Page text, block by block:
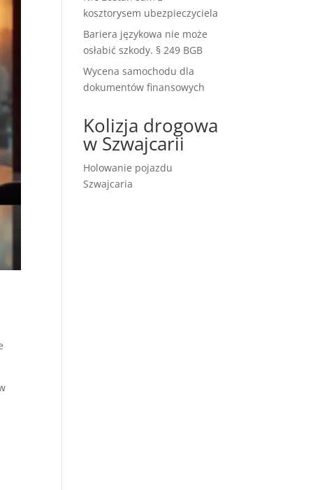
kosztorysem ubezpieczyciela
Bariera językowa nie może
osłabić szkody. § 249 BGB
Wycena samochodu dla
dokumentów finansowych
Kolizja drogowa
w Szwajcarii
Holowanie pojazdu
Szwajcaria